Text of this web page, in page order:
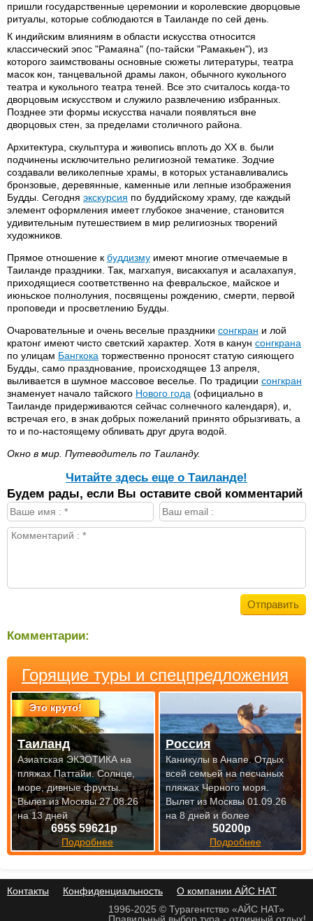
пришли государственные церемонии и королевские дворцовые
ритуалы, которые соблюдаются в Таиланде по сей день.
К индийским влияниям в области искусства относится
классический эпос "Рамаяна" (по-тайски "Рамакьен"), из
которого заимствованы основные сюжеты литературы, театра
масок кон, танцевальной драмы лакон, обычного кукольного
театра и кукольного театра теней. Все это считалось когда-то
дворцовым искусством и служило развлечению избранных.
Позднее эти формы искусства начали появляться вне
дворцовых стен, за пределами столичного района.
Архитектура, скульптура и живопись вплоть до XX в. были
подчинены исключительно религиозной тематике. Зодчие
создавали великолепные храмы, в которых устанавливались
бронзовые, деревянные, каменные или лепные изображения
Будды. Сегодня экскурсия по буддийскому храму, где каждый
элемент оформления имеет глубокое значение, становится
удивительным путешествием в мир религиозных творений
художников.
Прямое отношение к буддизму имеют многие отмечаемые в
Таиланде праздники. Так, магхапуя, висакхапуя и асалахапуя,
приходящиеся соответственно на февральское, майское и
июньское полнолуния, посвящены рождению, смерти, первой
проповеди и просветлению Будды.
Очаровательные и очень веселые праздники сонгкран и лой
кратонг имеют чисто светский характер. Хотя в канун сонгкрана
по улицам Бангкока торжественно проносят статую сияющего
Будды, само празднование, происходящее 13 апреля,
выливается в шумное массовое веселье. По традиции сонгкран
знаменует начало тайского Нового года (официально в
Таиланде придерживаются сейчас солнечного календаря), и,
встречая его, в знак добрых пожеланий принято обрызгивать, а
то и по-настоящему обливать друг друга водой.
Окно в мир. Путеводитель по Таиланду.
Читайте здесь еще о Таиланде!
Будем рады, если Вы оставите свой комментарий
Комментарии:
Горящие туры и спецпредложения
Это круто!
695$ 59621р
Подробнее
Таиланд
Азиатская ЭКЗОТИКА на
пляжах Паттайи. Солнце,
море, дивные фрукты.
Вылет из Москвы 27.08.26
на 13 дней
50200р
Подробнее
Россия
Каникулы в Анапе. Отдых
всей семьей на песчаных
пляжах Черного моря.
Вылет из Москвы 01.09.26
на 8 дней и более
Контакты Конфиденциальность
О компании АЙС НАТ
1996-2025 © Турагентство «АЙС НАТ»